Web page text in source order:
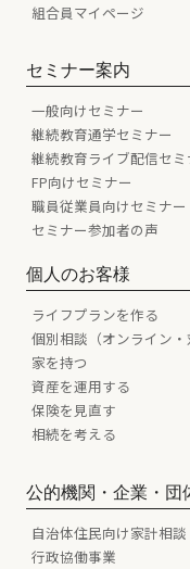
組合員マイページ
セミナー案内
一般向けセミナー
継続教育通学セミナー
継続教育ライブ配信セミ
FP向けセミナー
職員従業員向けセミナー
セミナー参加者の声
個人のお客様
ライフプランを作る
個別相談（オンライン・
家を持つ
資産を運用する
保険を見直す
相続を考える
公的機関・企業・団
自治体住民向け家計相談
行政協働事業